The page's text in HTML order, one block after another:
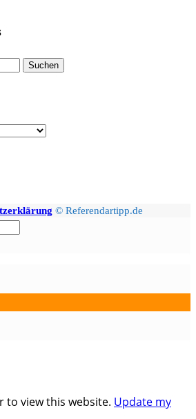
© Referendartipp.de
to view this website. Update my